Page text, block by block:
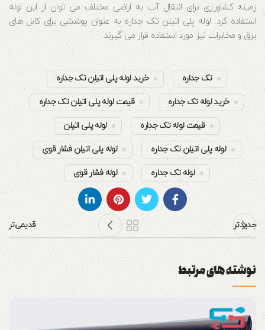
زمینه کشاورزی برای انتقال آب به اراضی مختلف می توان از این لوله
استفاده کرد. لوله پلی اتیلن تک جداره به عنوان پوششی برای کابل های
برق و مخابرات نیز مورد استفاده قرار می گیرند.
تک جداره خرید لوله پلی اتیلن تک جداره
خرید لوله تک جداره قیمت لوله پلی اتیلن تک جداره
قیمت لوله تک جداره لوله پلی اتیلن
لوله پلی اتیلن تک جداره لوله پلی اتیلن فشار قوی
لوله تک جداره لوله فشار قوی
جدیدتر قدیمی‌تر
نوشته های مرتبط